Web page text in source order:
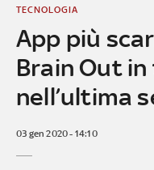
App più
Brain Out
nell’ultima
TECNOLOGIA
03 gen 2020 - 14:10